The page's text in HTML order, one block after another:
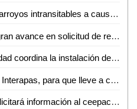
Calles se han convertido en arroyos intransitables a causa de la lluvia en la Rafael Curiel en Valles
Colonos de la Solidaridad logran avance en solicitud de reparación de calles
Secretaría Estatal de Seguridad coordina la instalación del comité de fomento laboral penitenciario
Congreso aprobó exhortar al Interapas, para que lleve a cabo una revisión de la operatividad y eficiencia de la aplicación de pago con la que cuenta
Comisión de gobernación solicitará información al ceepac de las secciones electorales de Villa de Pozos